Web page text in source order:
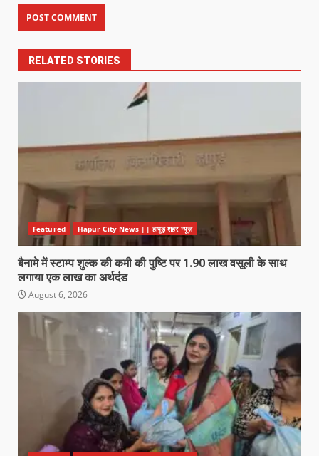
RELATED STORIES
Featured Hapur City News || हापुड़ शहर न्यूज़
बैनामे में स्टाम्प शुल्क की कमी की पुष्टि पर 1.90 लाख वसूली के साथ
लगाया एक लाख का अर्थदंड
August 6, 2026